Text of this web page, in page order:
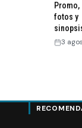
Promo,
fotos y
3